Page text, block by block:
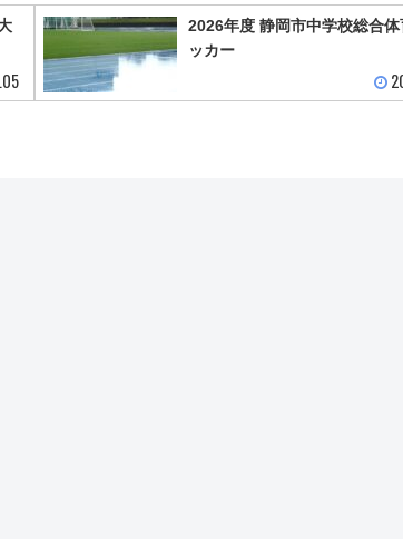
2026年度 静岡市中学校総合
ッカー